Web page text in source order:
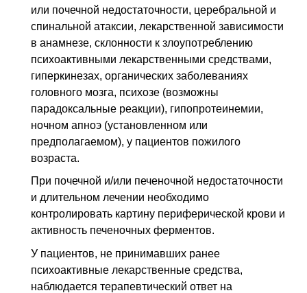
или почечной недостаточности, церебральной и
спинальной атаксии, лекарственной зависимости
в анамнезе, склонности к злоупотреблению
психоактивными лекарственными средствами,
гиперкинезах, органических заболеваниях
головного мозга, психозе (возможны
парадоксальные реакции), гипопротеинемии,
ночном апноэ (установленном или
предполагаемом), у пациентов пожилого
возраста.
При почечной и/или печеночной недостаточности
и длительном лечении необходимо
контролировать картину периферической крови и
активность печеночных ферментов.
У пациентов, не принимавших ранее
психоактивные лекарственные средства,
наблюдается терапевтический ответ на